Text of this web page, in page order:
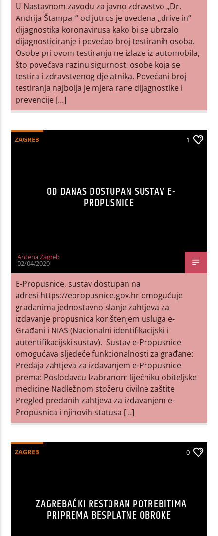
U Nastavnom zavodu za javno zdravstvo „Dr.
Andrija Štampar“ od jutros je uvedena „drive in“
dijagnostika koronavirusa kako bi se ubrzalo
dijagnosticiranje i povećao broj testiranih osoba.
Osobe pri ovom testiranju ne izlaze iz automobila,
što povećava razinu sigurnosti osobe koja se
testira i zdravstvenog djelatnika. Povećani broj
testiranja najbolja je mjera rane dijagnostike i
prevencije […]
ZAGREB 1
OD DANAS DOSTUPAN SUSTAV E-
PROPUSNICE
Antena Zagreb
02/04/2020
E-Propusnice, sustav dostupan na
adresi https://epropusnice.gov.hr omogućuje
građanima jednostavno slanje zahtjeva za
izdavanje propusnica korištenjem usluga e-
Građani i NIAS (Nacionalni identifikacijski i
autentifikacijski sustav). Sustav e-Propusnice
omogućava sljedeće funkcionalnosti za građane:
Predaja zahtjeva za izdavanjem e-Propusnice
prema: Poslodavcu Izabranom liječniku obiteljske
medicine Nadležnom stožeru civilne zaštite
Pregled predanih zahtjeva za izdavanjem e-
Propusnica i njihovih statusa […]
ZAGREB 0
ZAGREBAČKI RESTORAN POTREBITIMA
PRIPREMA BESPLATNE OBROKE